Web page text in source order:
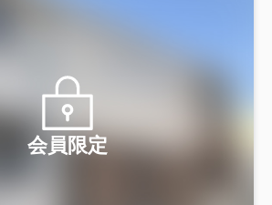
会員限定